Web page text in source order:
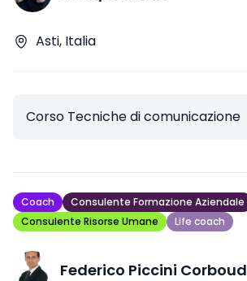
Asti, Italia
Corso Tecniche di comunicazione
Coach Consulente Formazione Aziendale
Consulente Risorse Umane
Life coach
Federico Piccini Corboud